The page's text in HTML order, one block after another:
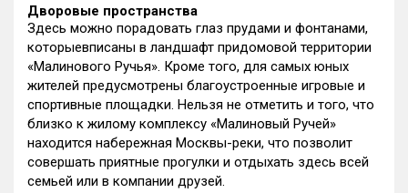
Дворовые пространства
Здесь можно порадовать глаз прудами и фонтанами,
которыевписаны в ландшафт придомовой территории
«Малинового Ручья». Кроме того, для самых юных
жителей предусмотрены благоустроенные игровые и
спортивные площадки. Нельзя не отметить и того, что
близко к жилому комплексу «Малиновый Ручей»
находится набережная Москвы-реки, что позволит
совершать приятные прогулки и отдыхать здесь всей
семьей или в компании друзей.